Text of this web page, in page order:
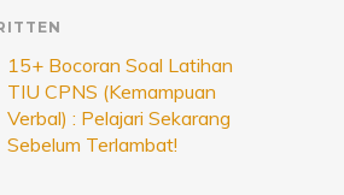
15+ Bocoran Soal Latihan
TIU CPNS (Kemampuan
Verbal) : Pelajari Sekarang
Sebelum Terlambat!